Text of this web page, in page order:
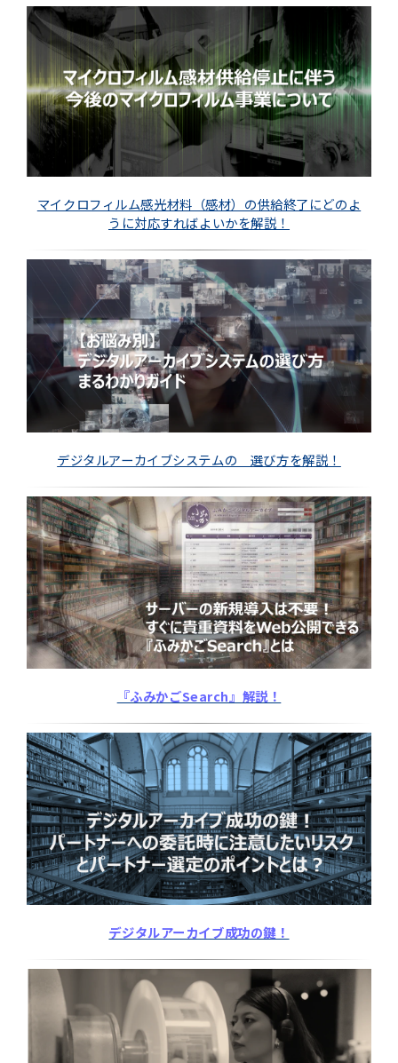
マイクロフィルム感光材料（感材）の供給終了にどのよ
うに対応すればよいかを解説！
デジタルアーカイブシステムの 選び方を解説！
『ふみかごSearch』解説！
デジタルアーカイブ成功の鍵！